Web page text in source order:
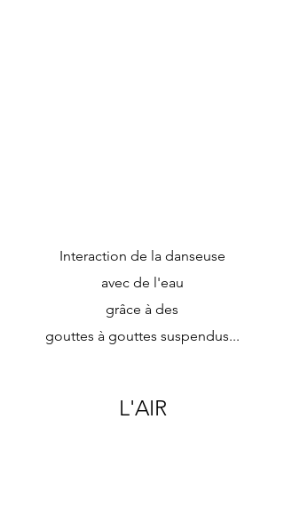
Interaction de la danseuse
avec de l'eau
grâce à des
gouttes à gouttes suspendus...
L'AIR